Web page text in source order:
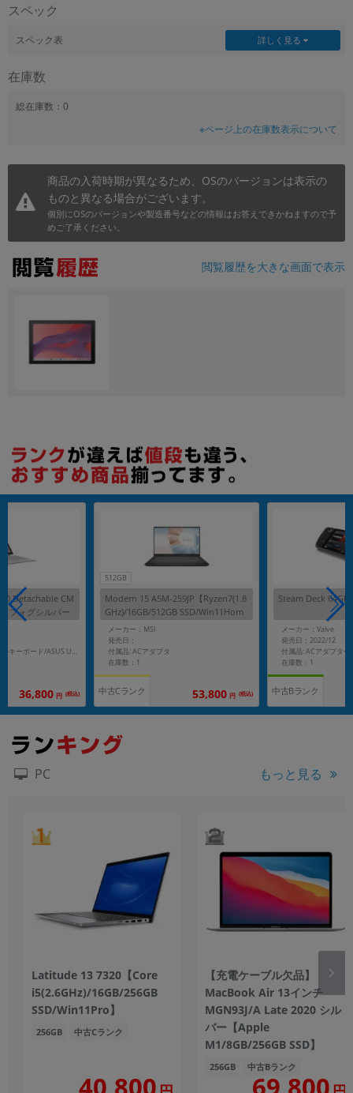
スペック
スペック表 詳しく見る
在庫数
総在庫数：0
※ページ上の在庫数表示について
商品の入荷時期が異なるため、OSのバージョンは表示の
ものと異なる場合がございます。
個別にOSのバージョンや製造番号などの情報はお答えできかねますので予
めご了承ください。
閲覧履歴を大きな画面で表示
Detachable CM
フォグシルバー
8GB/64GB eM
付属品: デタッチャブルキーボード/ASUS USI Pen/スタンドカバー
36,800 円 (税込)
512GB
Modern 15 A5M-259JP【Ryzen7(1.8
GHz)/16GB/512GB SSD/Win11Hom
e】
メーカー：MSI
発売日：
付属品: ACアダプタ
在庫数：1
中古Cランク 53,800 円 (税込)
Steam Deck 64GB
メーカー：Valve
発売日：2022/12
付属品: ACアダプター
在庫数：1
中古Bランク
PC もっと見る
Latitude 13 7320【Core
i5(2.6GHz)/16GB/256GB
SSD/Win11Pro】
256GB 中古Cランク
40,800
【充電ケーブル欠品】
MacBook Air 13インチ
MGN93J/A Late 2020 シル
バー【Apple
M1/8GB/256GB SSD】
256GB 中古Bランク
69,800